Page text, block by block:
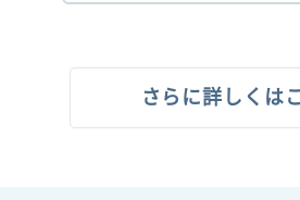
さらに詳しくは